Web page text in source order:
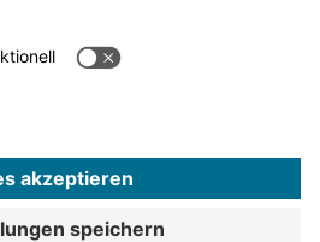
mehr News
entlang!